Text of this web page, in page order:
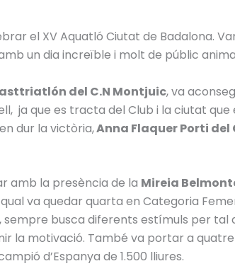
el XV Aquatló Ciutat de Badalona.
un dia increïble i molt de públic
del C.N Montjuic, va
ja que es tracta del Club i la ciutat que
dur la victòria,Anna Flaquer Porti
amb la presència de la Mireia
va quedar quarta en Categoria
sempre busca diferents estímuls per tal
la motivació. També va portar a
d’Espanya de 1.500 lliures.